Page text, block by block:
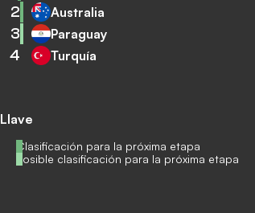
Llave
Clasificación para la próxima etapa
Posible clasificación para la próxima etapa
2 Australia
3 Paraguay
4 Turquía